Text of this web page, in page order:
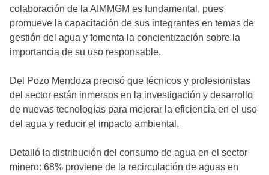
colaboración de la AIMMGM es fundamental, pues
promueve la capacitación de sus integrantes en temas de
gestión del agua y fomenta la concientización sobre la
importancia de su uso responsable.
Del Pozo Mendoza precisó que técnicos y profesionistas
del sector están inmersos en la investigación y desarrollo
de nuevas tecnologías para mejorar la eficiencia en el uso
del agua y reducir el impacto ambiental.
Detalló la distribución del consumo de agua en el sector
minero: 68% proviene de la recirculación de aguas en